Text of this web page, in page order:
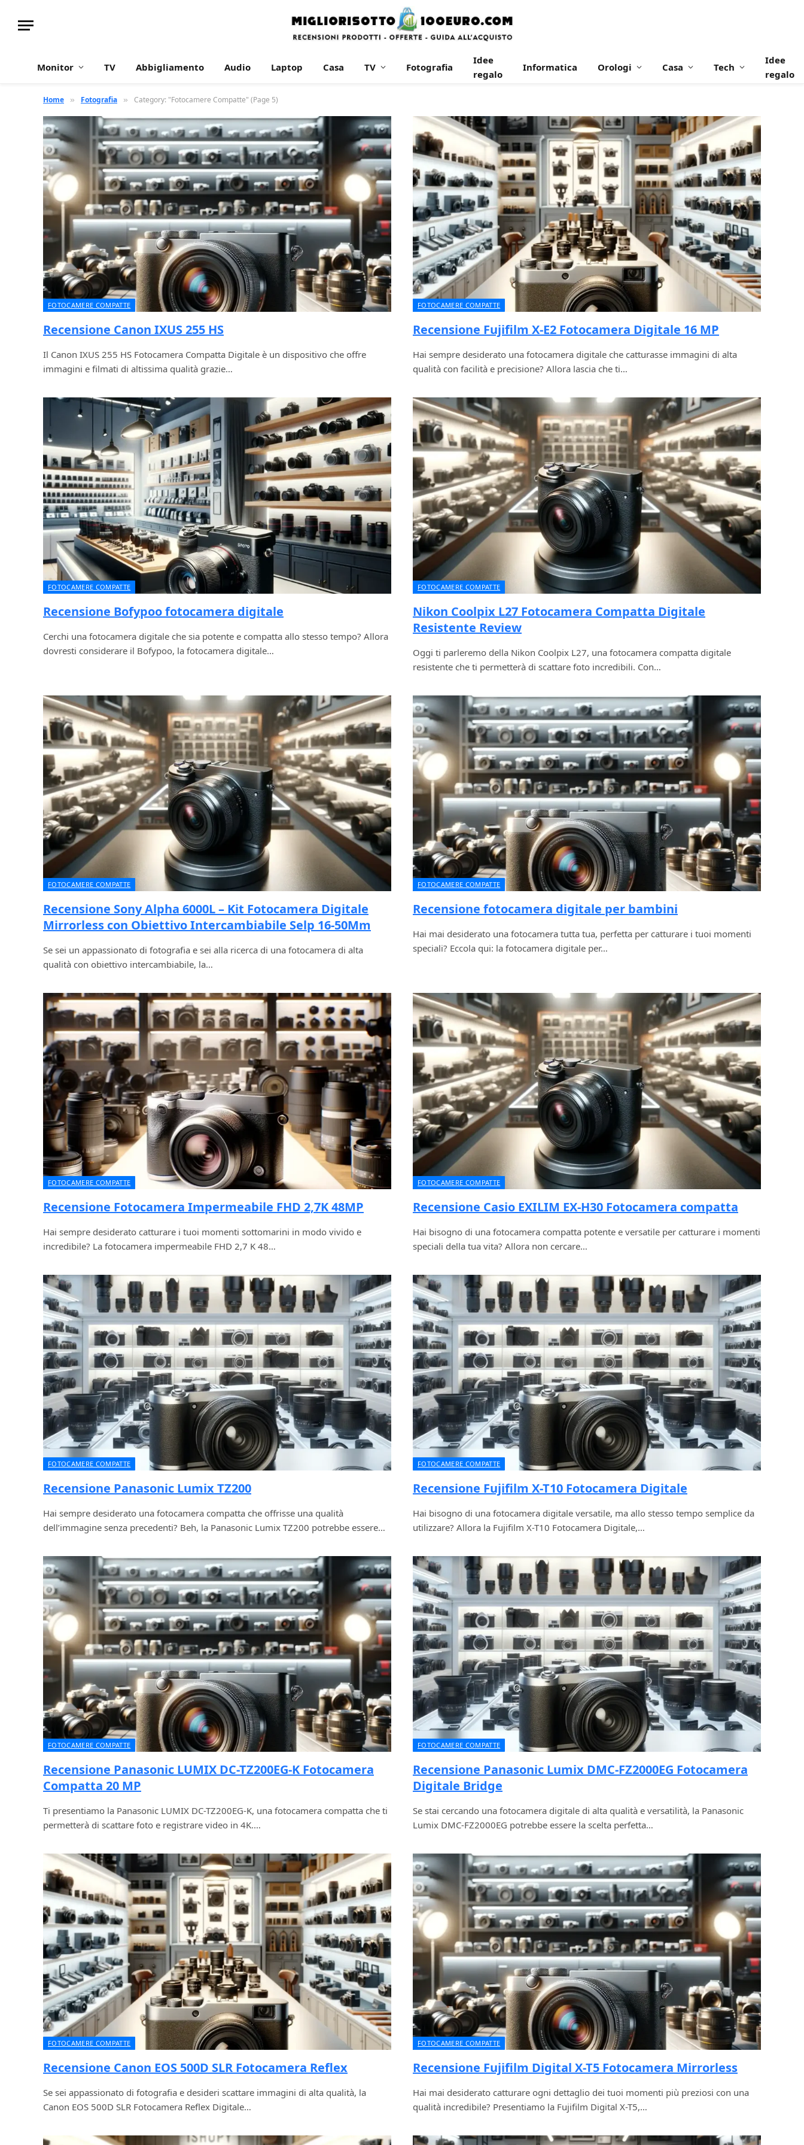
Monitor TV Abbigliamento Audio Laptop Casa TV Fotografia
Idee
regalo
Informatica Orologi Casa Tech
Idee
regalo
Home » Fotografia » Category: "Fotocamere Compatte" (Page 5)
FOTOCAMERE COMPATTE
Recensione Canon IXUS 255 HS
Il Canon IXUS 255 HS Fotocamera Compatta Digitale è un dispositivo che offre
immagini e filmati di altissima qualità grazie…
FOTOCAMERE COMPATTE
Recensione Fujifilm X-E2 Fotocamera Digitale 16 MP
Hai sempre desiderato una fotocamera digitale che catturasse immagini di alta
qualità con facilità e precisione? Allora lascia che ti…
FOTOCAMERE COMPATTE
Recensione Bofypoo fotocamera digitale
Cerchi una fotocamera digitale che sia potente e compatta allo stesso tempo? Allora
dovresti considerare il Bofypoo, la fotocamera digitale…
FOTOCAMERE COMPATTE
Nikon Coolpix L27 Fotocamera Compatta Digitale
Resistente Review
Oggi ti parleremo della Nikon Coolpix L27, una fotocamera compatta digitale
resistente che ti permetterà di scattare foto incredibili. Con…
FOTOCAMERE COMPATTE
Recensione Sony Alpha 6000L – Kit Fotocamera Digitale
Mirrorless con Obiettivo Intercambiabile Selp 16-50Mm
Se sei un appassionato di fotografia e sei alla ricerca di una fotocamera di alta
qualità con obiettivo intercambiabile, la…
FOTOCAMERE COMPATTE
Recensione fotocamera digitale per bambini
Hai mai desiderato una fotocamera tutta tua, perfetta per catturare i tuoi momenti
speciali? Eccola qui: la fotocamera digitale per…
FOTOCAMERE COMPATTE
Recensione Fotocamera Impermeabile FHD 2,7K 48MP
Hai sempre desiderato catturare i tuoi momenti sottomarini in modo vivido e
incredibile? La fotocamera impermeabile FHD 2,7 K 48…
FOTOCAMERE COMPATTE
Recensione Casio EXILIM EX-H30 Fotocamera compatta
Hai bisogno di una fotocamera compatta potente e versatile per catturare i momenti
speciali della tua vita? Allora non cercare…
FOTOCAMERE COMPATTE
Recensione Panasonic Lumix TZ200
Hai sempre desiderato una fotocamera compatta che offrisse una qualità
dell’immagine senza precedenti? Beh, la Panasonic Lumix TZ200 potrebbe essere…
FOTOCAMERE COMPATTE
Recensione Fujifilm X-T10 Fotocamera Digitale
Hai bisogno di una fotocamera digitale versatile, ma allo stesso tempo semplice da
utilizzare? Allora la Fujifilm X-T10 Fotocamera Digitale,…
FOTOCAMERE COMPATTE
Recensione Panasonic LUMIX DC-TZ200EG-K Fotocamera
Compatta 20 MP
Ti presentiamo la Panasonic LUMIX DC-TZ200EG-K, una fotocamera compatta che ti
permetterà di scattare foto e registrare video in 4K.…
FOTOCAMERE COMPATTE
Recensione Panasonic Lumix DMC-FZ2000EG Fotocamera
Digitale Bridge
Se stai cercando una fotocamera digitale di alta qualità e versatilità, la Panasonic
Lumix DMC-FZ2000EG potrebbe essere la scelta perfetta…
FOTOCAMERE COMPATTE
Recensione Canon EOS 500D SLR Fotocamera Reflex
Se sei appassionato di fotografia e desideri scattare immagini di alta qualità, la
Canon EOS 500D SLR Fotocamera Reflex Digitale…
FOTOCAMERE COMPATTE
Recensione Fujifilm Digital X-T5 Fotocamera Mirrorless
Hai mai desiderato catturare ogni dettaglio dei tuoi momenti più preziosi con una
qualità incredibile? Presentiamo la Fujifilm Digital X-T5,…